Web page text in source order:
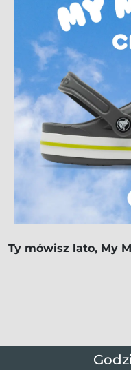
Ty mówisz lato, My